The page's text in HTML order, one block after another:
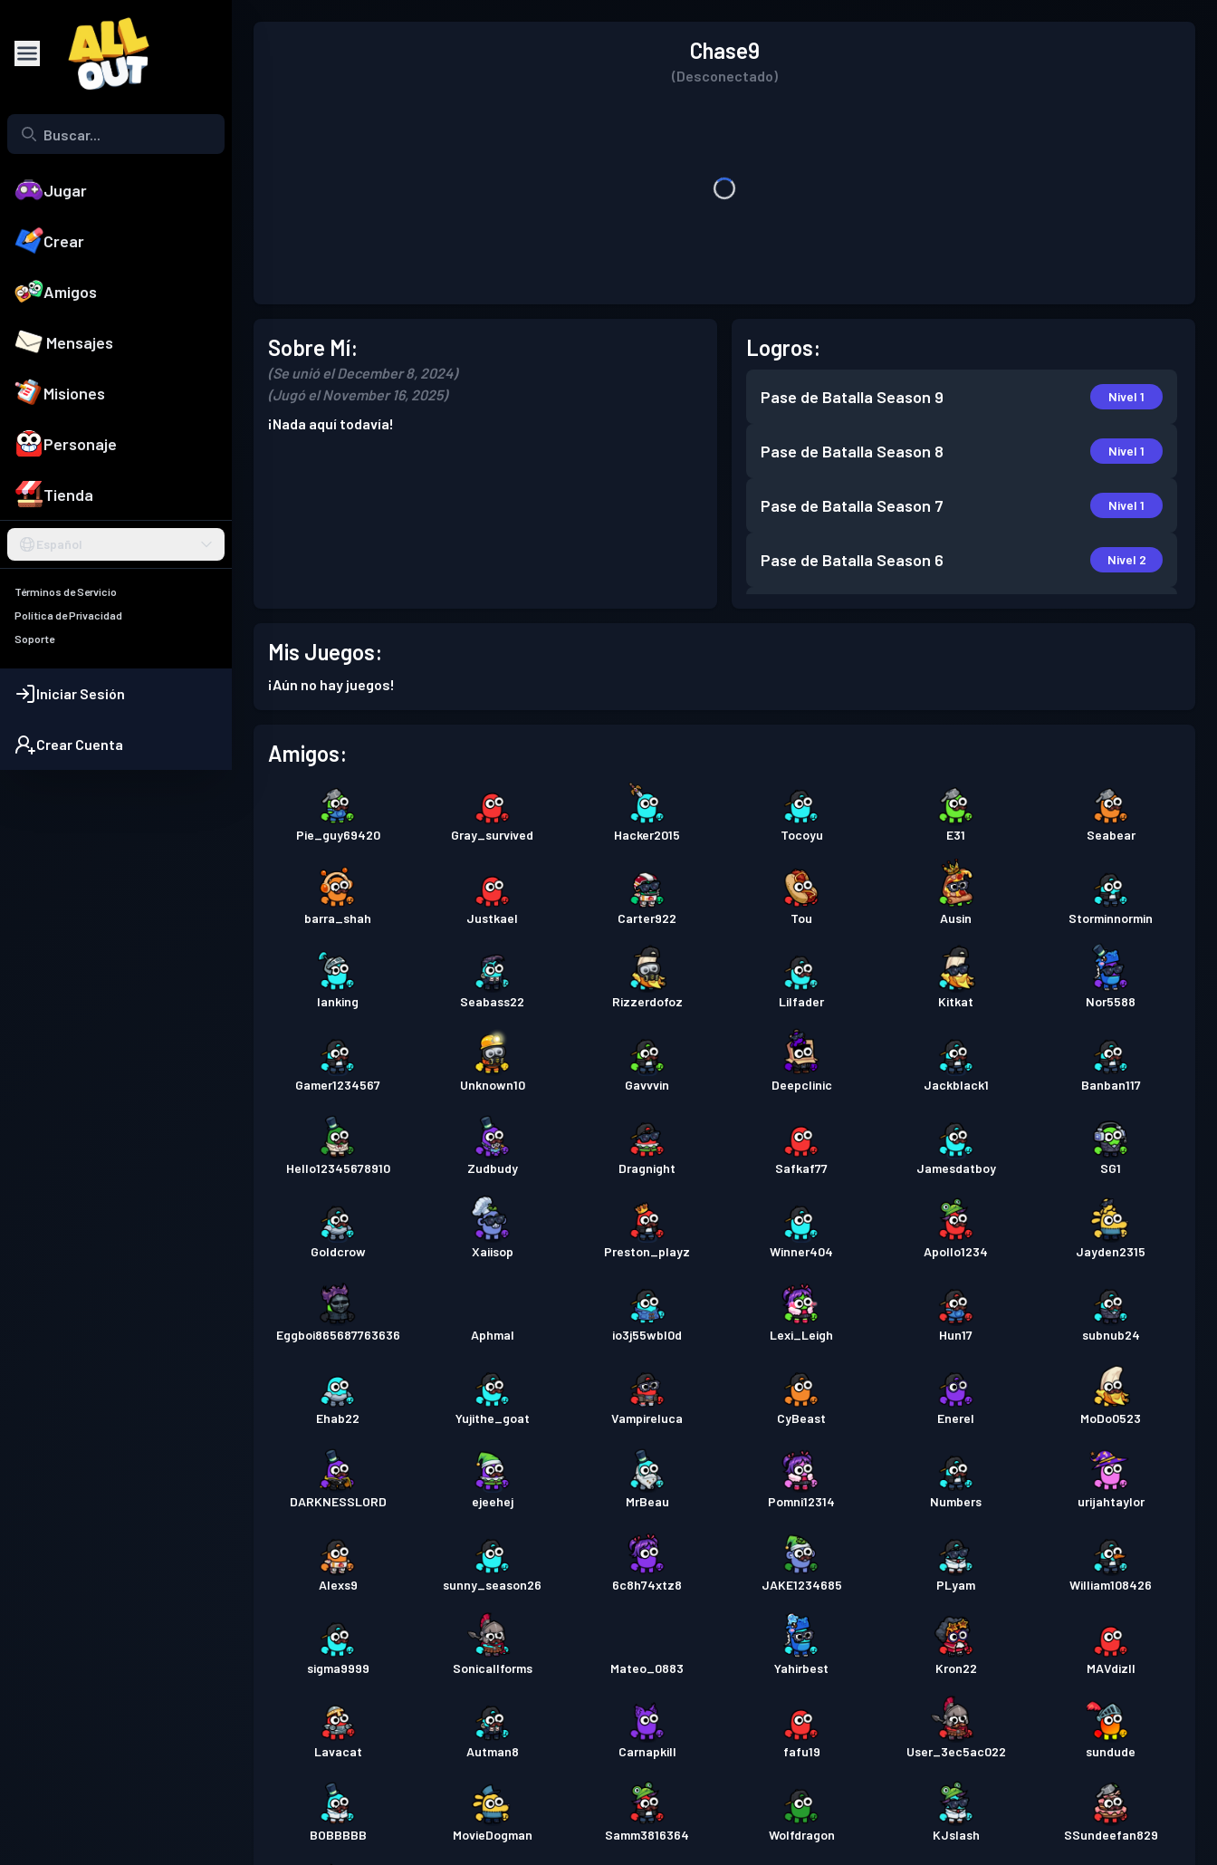
Jugar
Crear
Amigos
Mensajes
Misiones
Personaje
Tienda
Español
Términos de Servicio
Política de Privacidad
Soporte
Iniciar Sesión
Crear Cuenta
Chase9
(Desconectado)
Sobre Mí:
(Se unió el December 8, 2024)
(Jugó el November 16, 2025)
¡Nada aquí todavía!
Logros:
Pase de Batalla Season 9 Nivel 1
Pase de Batalla Season 8 Nivel 1
Pase de Batalla Season 7 Nivel 1
Pase de Batalla Season 6 Nivel 2
Pase de Batalla Nivel 1
Mis Juegos:
¡Aún no hay juegos!
Amigos:
Pie_guy69420 Gray_survived Hacker2015 Tocoyu E31 Seabear
barra_shah Justkael Carter922 Tou Ausin Storminnormin
Ianking Seabass22 Rizzerdofoz Lilfader Kitkat Nor5588
Gamer1234567 Unknown10 Gavvvin Deepclinic Jackblack1 Banban117
Hello12345678910 Zudbudy Dragnight Safkaf77 Jamesdatboy SG1
Goldcrow Xaiisop Preston_playz Winner404 Apollo1234 Jayden2315
Eggboi865687763636 Aphmal io3j55wbl0d Lexi_Leigh Hun17 subnub24
Ehab22 Yujithe_goat Vampireluca CyBeast Enerel MoDo0523
DARKNESSLORD ejeehej MrBeau Pomni12314 Numbers urijahtaylor
Alexs9 sunny_season26 6c8h74xtz8 JAKE1234685 PLyam William108426
sigma9999 Sonicallforms Mateo_0883 Yahirbest Kron22 MAVdizll
Lavacat Autman8 Carnapkill fafu19 User_3ec5ac022 sundude
BOBBBBB MovieDogman Samm3816364 Wolfdragon KJslash SSundeefan829